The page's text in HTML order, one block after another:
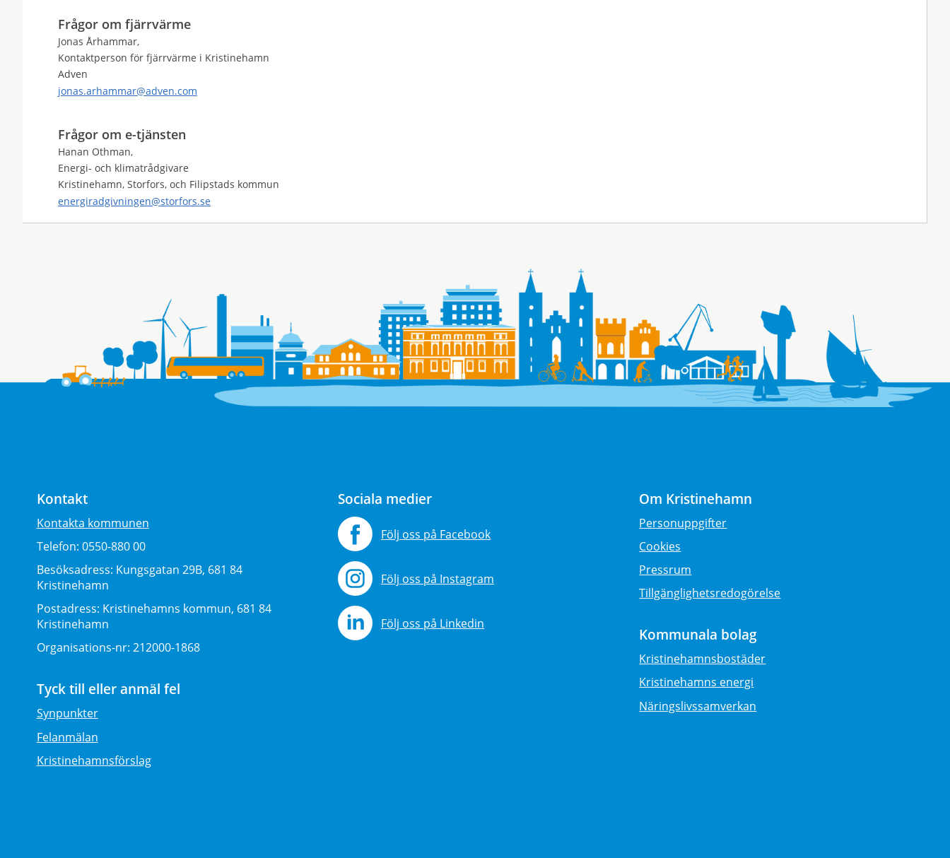
Frågor om fjärrvärme
Jonas Århammar,
Kontaktperson för fjärrvärme i Kristinehamn
Adven
jonas.arhammar@adven.com
Frågor om e-tjänsten
Hanan Othman,
Energi- och klimatrådgivare
Kristinehamn, Storfors, och Filipstads kommun
energiradgivningen@storfors.se
Kontakt
Kontakta kommunen
Telefon: 0550-880 00
Besöksadress: Kungsgatan 29B, 681 84
Kristinehamn
Postadress: Kristinehamns kommun, 681 84
Kristinehamn
Organisations-nr: 212000-1868
Tyck till eller anmäl fel
Synpunkter
Felanmälan
Kristinehamnsförslag
Sociala medier
Följ oss på Facebook
Följ oss på Instagram
Följ oss på Linkedin
Om Kristinehamn
Personuppgifter
Cookies
Pressrum
Tillgänglighetsredogörelse
Kommunala bolag
Kristinehamnsbostäder
Kristinehamns energi
Näringslivssamverkan